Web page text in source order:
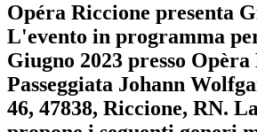
Opéra Riccione presenta
L'evento in programma
Giugno 2023 presso Opèra
Passeggiata Johann
46, 47838, Riccione, RN.